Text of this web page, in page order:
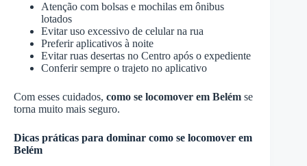
Atenção com bolsas e mochilas em ônibus
lotados
Evitar uso excessivo de celular na rua
Preferir aplicativos à noite
Evitar ruas desertas no Centro após o expediente
Conferir sempre o trajeto no aplicativo
Com esses cuidados, como se locomover em Belém se
torna muito mais seguro.
Dicas práticas para dominar como se locomover em
Belém